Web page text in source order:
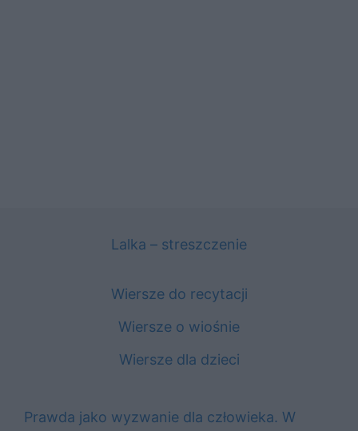
Lalka – streszczenie
Wiersze do recytacji
Wiersze o wiośnie
Wiersze dla dzieci
Prawda jako wyzwanie dla człowieka. W